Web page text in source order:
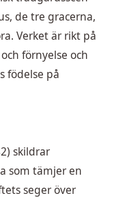
de tre gracerna,
Verket är rikt på
förnyelse och
födelse på
skildrar
som tämjer en
seger över